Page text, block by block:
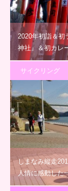
2020年初詣＆
神社』＆初カレ
サイクリング
しまなみ縦走
人情に感動し